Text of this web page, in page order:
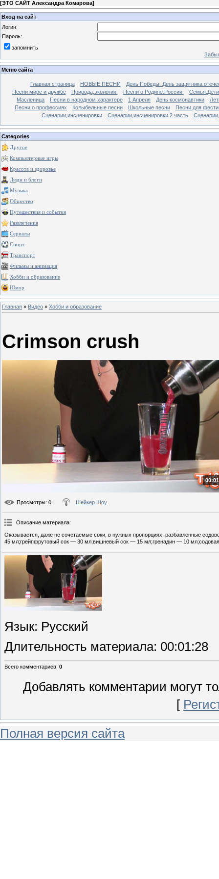
[ЭТО САЙТ Александра Комарова]
Вход на сайт
Логин:
Пароль:
запомнить
Меню сайта
Главная страница НОВЫЕ ПЕСНИ
День Победы. День защитника
Песни мире и дружбе
Природа,экология. Песни о Родине.России.
Масленица
Песни в народном характере 1 Апреля День космонавтики
Песни о профессиях
Колыбельные песни Школьные песни
Песни для
Сценарии,инсценировки
Сценарии,инсценировки 2 часть
Categories
Другое
Компьютерные игры
Красота и здоровье
Люди и блоги
Музыка
Общество
Путешествия и события
Развлечения
Сериалы
Спорт
Транспорт
Фильмы и анимация
Хобби и образование
Юмор
Главная » Видео » Хобби и образование
Crimson crush
Просмотры: 0 Шейкер Шоу
Описание материала:
Оказывается, даже не сочетаемые соки, в нужных пропорциях, разбавленные
45 мл;грейпфрутовый сок — 30 мл;вишневый сок — 15 мл;гренадин — 10
Язык: Русский
Длительность материала: 00:01:28
Всего комментариев: 0
Добавлять комментарии могут
[
Полная версия сайта